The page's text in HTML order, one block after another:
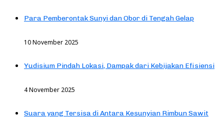
Para Pemberontak Sunyi dan Obor di Tengah Gelap
10 November 2025
Yudisium Pindah Lokasi, Dampak dari Kebijakan Efisiensi
4 November 2025
Suara yang Tersisa di Antara Kesunyian Rimbun Sawit